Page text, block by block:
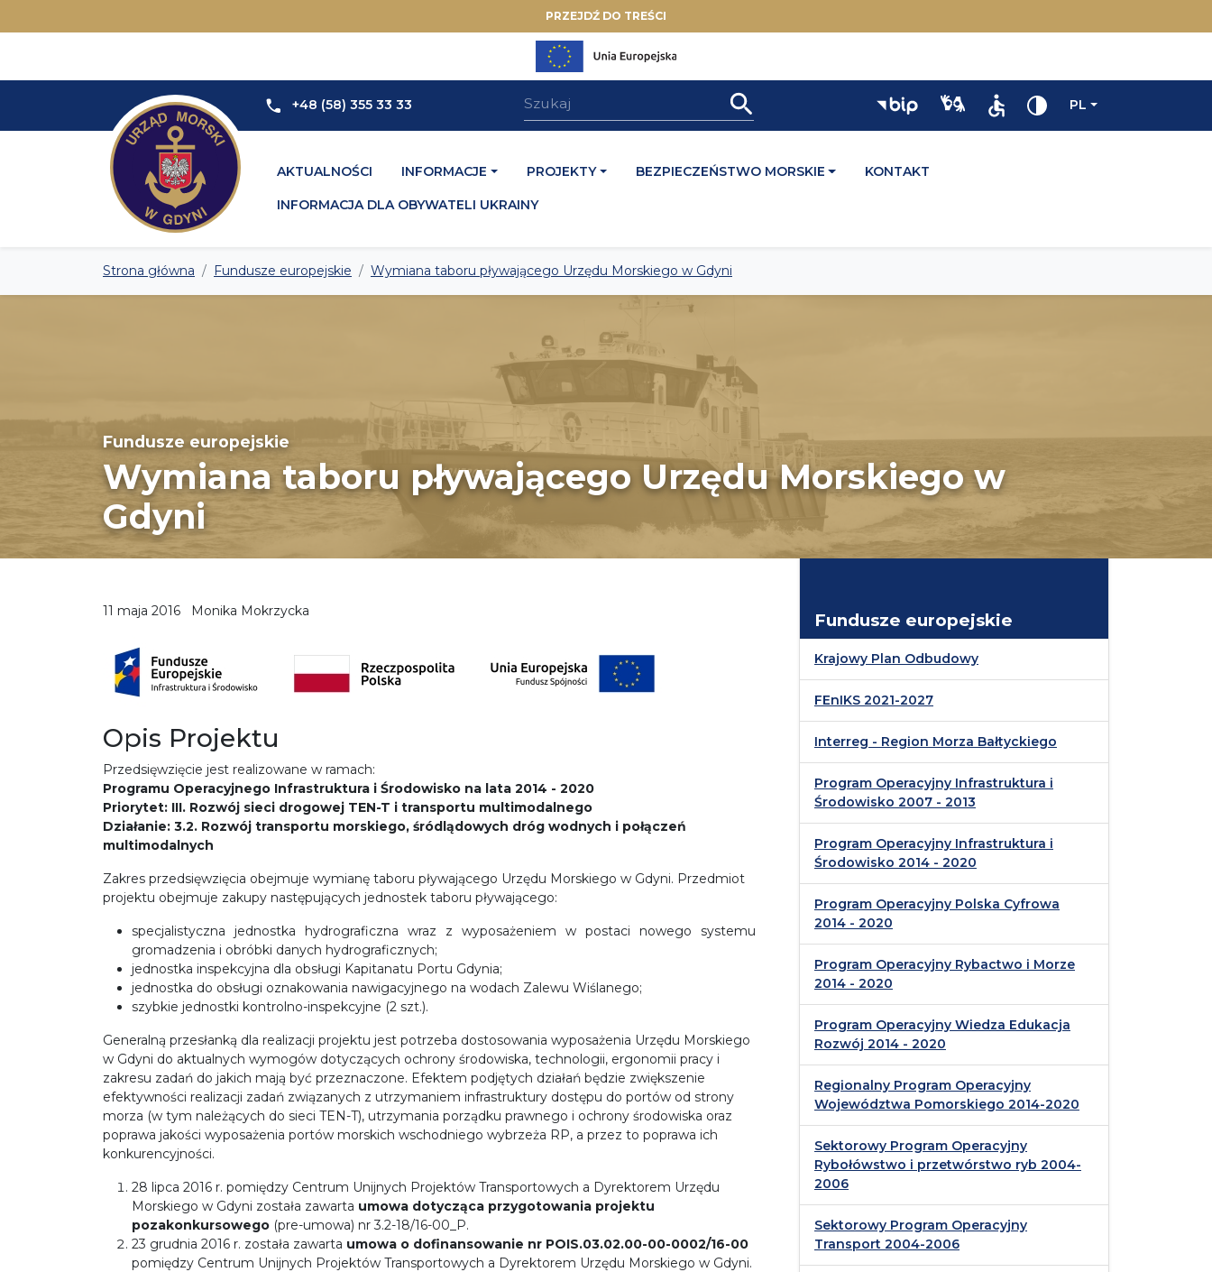
PRZEJDŹ DO TREŚCI
+48 (58) 355 33 33 PL
AKTUALNOŚCI INFORMACJE PROJEKTY BEZPIECZEŃSTWO MORSKIE KONTAKT
INFORMACJA DLA OBYWATELI UKRAINY
Strona główna Fundusze europejskie Wymiana taboru pływającego Urzędu Morskiego w Gdyni
Fundusze europejskie
Wymiana taboru pływającego Urzędu Morskiego w
Gdyni
11 maja 2016 Monika Mokrzycka
Opis Projektu
Przedsięwzięcie jest realizowane w ramach:
Programu Operacyjnego Infrastruktura i Środowisko na lata 2014 - 2020
Priorytet: III. Rozwój sieci drogowej TEN-T i transportu multimodalnego
Działanie: 3.2. Rozwój transportu morskiego, śródlądowych dróg wodnych i połączeń
multimodalnych
Zakres przedsięwzięcia obejmuje wymianę taboru pływającego Urzędu Morskiego w Gdyni. Przedmiot
projektu obejmuje zakupy następujących jednostek taboru pływającego:
specjalistyczna jednostka hydrograficzna wraz z wyposażeniem w postaci nowego systemu
gromadzenia i obróbki danych hydrograficznych;
jednostka inspekcyjna dla obsługi Kapitanatu Portu Gdynia;
jednostka do obsługi oznakowania nawigacyjnego na wodach Zalewu Wiślanego;
szybkie jednostki kontrolno-inspekcyjne (2 szt.).
Generalną przesłanką dla realizacji projektu jest potrzeba dostosowania wyposażenia Urzędu Morskiego
w Gdyni do aktualnych wymogów dotyczących ochrony środowiska, technologii, ergonomii pracy i
zakresu zadań do jakich mają być przeznaczone. Efektem podjętych działań będzie zwiększenie
efektywności realizacji zadań związanych z utrzymaniem infrastruktury dostępu do portów od strony
morza (w tym należących do sieci TEN-T), utrzymania porządku prawnego i ochrony środowiska oraz
poprawa jakości wyposażenia portów morskich wschodniego wybrzeża RP, a przez to poprawa ich
konkurencyjności.
28 lipca 2016 r. pomiędzy Centrum Unijnych Projektów Transportowych a Dyrektorem Urzędu
Morskiego w Gdyni została zawarta umowa dotycząca przygotowania projektu
pozakonkursowego (pre-umowa) nr 3.2-18/16-00_P.
23 grudnia 2016 r. została zawarta umowa o dofinansowanie nr POIS.03.02.00-00-0002/16-00
pomiędzy Centrum Unijnych Projektów Transportowych a Dyrektorem Urzędu Morskiego w Gdyni.
Fundusze europejskie
Krajowy Plan Odbudowy
FEnIKS 2021-2027
Interreg - Region Morza Bałtyckiego
Program Operacyjny Infrastruktura i
Środowisko 2007 - 2013
Program Operacyjny Infrastruktura i
Środowisko 2014 - 2020
Program Operacyjny Polska Cyfrowa
2014 - 2020
Program Operacyjny Rybactwo i Morze
2014 - 2020
Program Operacyjny Wiedza Edukacja
Rozwój 2014 - 2020
Regionalny Program Operacyjny
Województwa Pomorskiego 2014-2020
Sektorowy Program Operacyjny
Rybołówstwo i przetwórstwo ryb 2004-
2006
Sektorowy Program Operacyjny
Transport 2004-2006